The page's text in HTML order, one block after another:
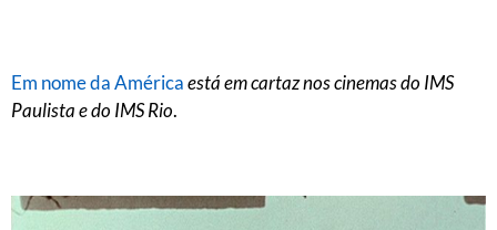
Em nome da Américaestá em cartaz nos cinemas do IMS
Paulista e do IMS Rio.